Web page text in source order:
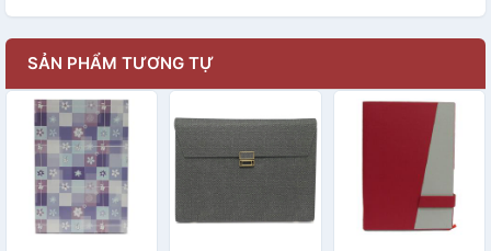
SẢN PHẨM TƯƠNG TỰ